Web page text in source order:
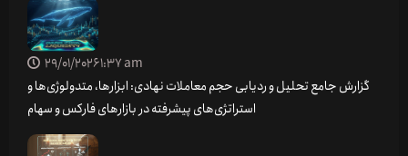
29/01/20261:37 am
گزارش جامع تحلیل و ردیابی حجم معاملات نهادی: ابزارها، متدولوژی‌ها و
استراتژی‌های پیشرفته در بازارهای فارکس و سهام